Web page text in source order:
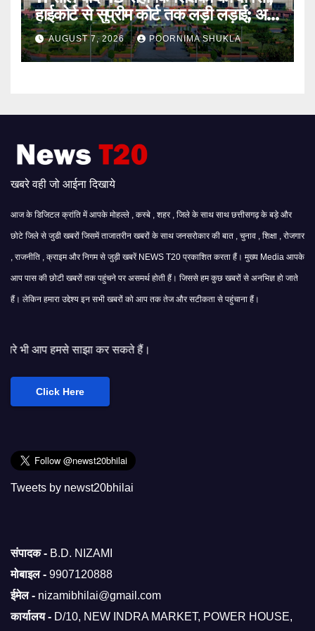
हाईकोर्ट से सुप्रीम कोर्ट तक लड़ी लड़ाई; अब
मिली बहाली…
AUGUST 7, 2026 POORNIMA SHUKLA
खबरे वही जो आईना दिखाये
आज के डिजिटल क्रांति में आपके मोहल्ले , कस्बे , शहर , जिले के साथ साथ छत्तीसगढ़ के बड़े और
छोटे जिले से जुडी खबरों जिसमें ताजातरीन खबरों के साथ जनसरोकार की बात , चुनाव , शिक्षा , रोजगार
, राजनीति , क्राइम और निगम से जुड़ी खबरें NEWS T20 प्रकाशित करता हैं। मुख्य Media आपके
आप पास की छोटी खबरों तक पहुंचने पर असमर्थ होती हैं। जिससे हम कुछ खबरों से अनभिज्ञ हो जाते
हैं। लेकिन हमारा उद्देश्य इन सभी खबरों को आप तक तेज और सटीकता से पहुंचाना हैं।
कर सकते हैं।
Click Here
Tweets by newst20bhilai
संपादक - B.D. NIZAMI
मोबाइल - 9907120888
ईमेल - nizamibhilai@gmail.com
कार्यालय - D/10, NEW INDRA MARKET, POWER HOUSE,